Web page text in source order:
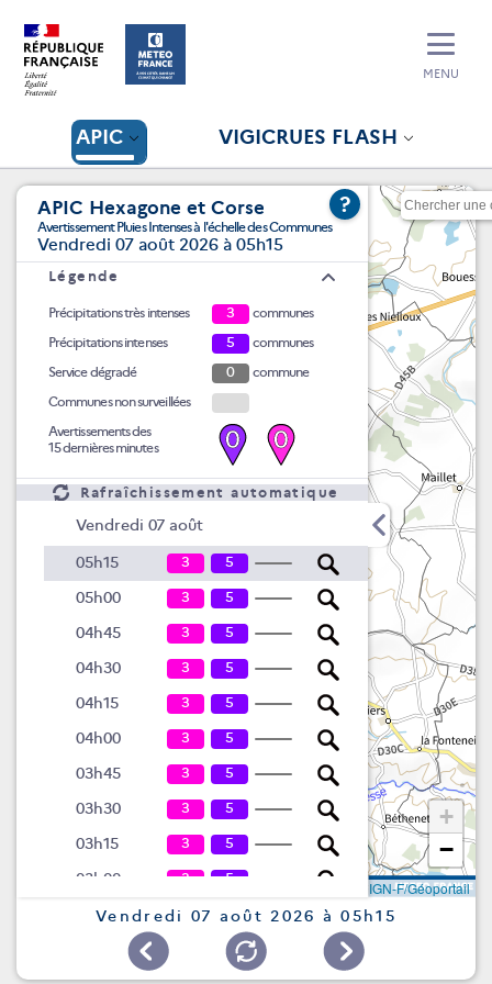
APIC VIGICRUES FLASH
MENU
APIC Hexagone et Corse
Avertissement Pluies Intenses à l'échelle des Communes
Vendredi 07 août 2026 à 05h15
?
Légende
Précipitations très intenses 3
communes
Précipitations intenses
5
communes
Service dégradé
0
commune
Communes non surveillées
Avertissements des
15 dernières minutes
0 0
Rafraîchissement automatique
Vendredi 07 août
05h15 3 5
05h00 3 5
04h45 3 5
04h30 3 5
04h15 3 5
04h00 3 5
03h45 3 5
03h30 3 5
03h15 3 5
03h00 3 5
02h45 5
6
+
−
IGN-F/Géoportail
Vendredi 07 août 2026 à 05h15